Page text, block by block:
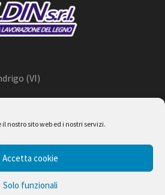
nostro sito web ed i nostri servizi.
Accetta cookie
Solo funzionali
(VI)